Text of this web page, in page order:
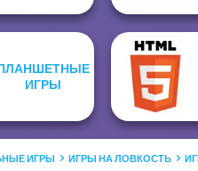
ИГРЫ
ИГРЫ ИГРЫ НА ЛОВКОСТЬ